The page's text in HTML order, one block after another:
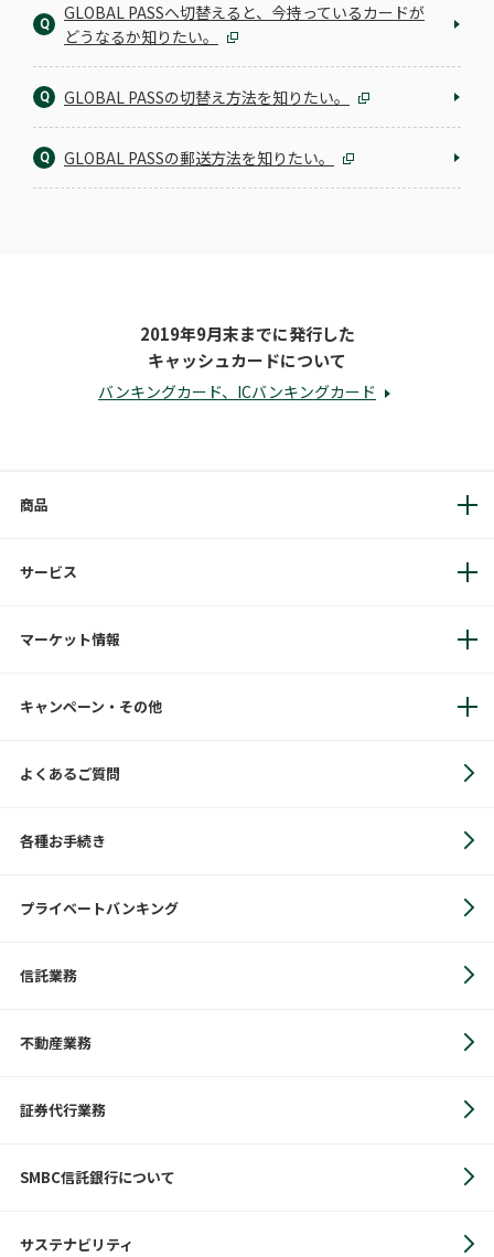
Q
GLOBAL PASSへ切替えると、今持っているカードが
どうなるか知りたい。
Q GLOBAL PASSの切替え方法を知りたい。
Q GLOBAL PASSの郵送方法を知りたい。
2019年9月末までに発行した
キャッシュカードについて
バンキングカード、ICバンキングカード
商品
サービス
マーケット情報
キャンペーン・その他
よくあるご質問
各種お手続き
プライベートバンキング
信託業務
不動産業務
証券代行業務
SMBC信託銀行について
サステナビリティ